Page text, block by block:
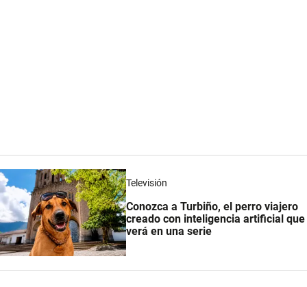
Televisión
Conozca a Turbiño, el perro viajero
creado con inteligencia artificial que
verá en una serie